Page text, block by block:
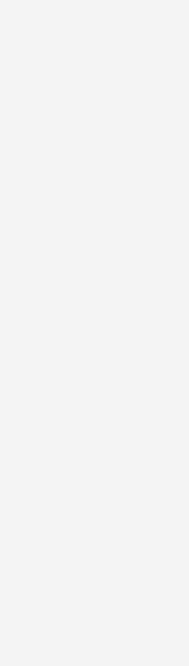
Bệnh viêm đường tiết
người bệnh phát hiện
trị. Tuyệt đối không
của bác sĩ vì nó có
Nếu có những biểu
Bệnh viện đa khoa An
từ các bệnh viện hàng
cho người bệnh trong
thuật các bệnh phổ
Bệnh viện An Việt áp
ngoại khoa. Với
do vi khuẩn bác sĩ sẽ
Đặc biệt, tại Bệnh viện
viện công khai, minh
Sau khi chẩn đoán và
báo toàn bộ chi phí cụ
hàng hoàn toàn có thể